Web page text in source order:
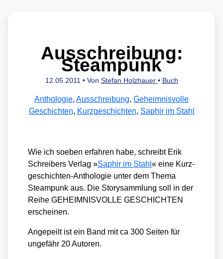
Ausschreibung:
Steampunk
12.05.2011 • Von Stefan Holzhauer • Buch
Anthologie, Ausschreibung, Geheimnisvolle
Geschichten, Kurzgeschichten, Saphir im Stahl
Wie ich soeben erfah­ren habe, schreibt Erik
Schrei­bers Ver­lag »Saphir im Stahl« eine Kurz­
ge­schich­ten-Antho­lo­gie unter dem The­ma
Steam­punk aus. Die Sto­ry­samm­lung soll in der
Rei­he GEHEIMNISVOLLE GESCHICHTEN
erschei­nen.
Ange­peilt ist ein Band mit ca 300 Sei­ten für
unge­fähr 20 Autoren.